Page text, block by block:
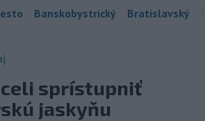
Banskobystrický Bratislavský
sprístupniť
jaskyňu